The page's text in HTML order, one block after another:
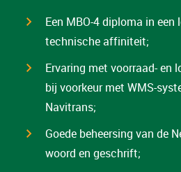
Een MBO-4 diploma in
technische affiniteit;
Ervaring met voorraad- en
bij voorkeur met WMS-
Navitrans;
Goede beheersing van de
woord en geschrift;